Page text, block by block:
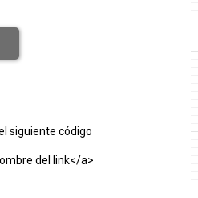
siguiente código
del link</a>